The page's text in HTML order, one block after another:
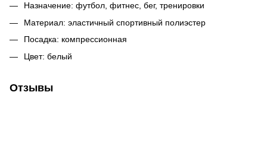
Назначение: футбол, фитнес, бег, тренировки
Материал: эластичный спортивный полиэстер
Посадка: компрессионная
Цвет: белый
Отзывы